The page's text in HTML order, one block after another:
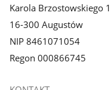
Karola Brzostowskiego
16-300 Augustów
NIP 8461071054
Regon 000866745